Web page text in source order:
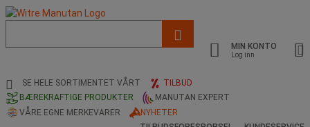
og
søkehistorikk
MIN KONTO
Log inn
SE HELE SORTIMENTET VÅRT
TILBUD
BÆREKRAFTIGE PRODUKTER
MANUTAN EXPERT
VÅRE EGNE MERKEVARER
NYHETER